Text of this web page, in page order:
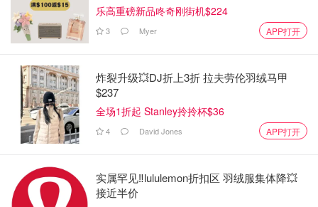
乐高重磅新品咚奇刚街机$224
3 Myer APP打开
炸裂升级💥DJ折上3折 拉夫劳伦羽绒马甲
$237
全场1折起 Stanley拎拎杯$36
4 David Jones APP打开
实属罕见‼️lululemon折扣区 羽绒服集体降💥
接近半价